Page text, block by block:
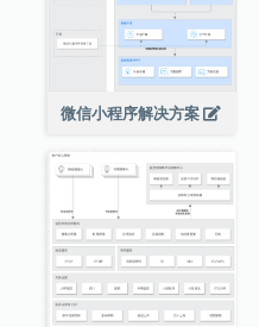
微信小程序解决方案